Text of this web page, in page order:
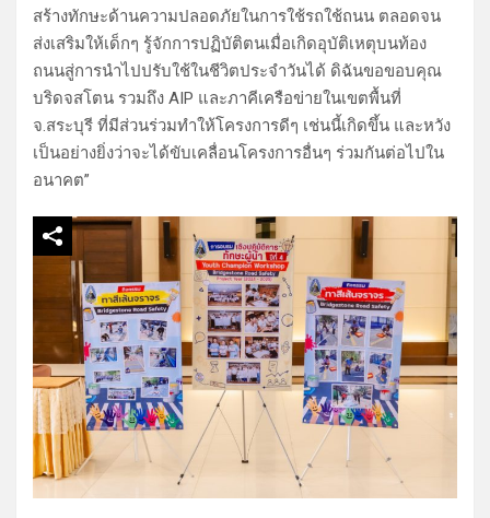
สร้างทักษะด้านความปลอดภัยในการใช้รถใช้ถนน ตลอดจน
ส่งเสริมให้เด็กๆ รู้จักการปฏิบัติตนเมื่อเกิดอุบัติเหตุบนท้อง
ถนนสู่การนำไปปรับใช้ในชีวิตประจำวันได้ ดิฉันขอขอบคุณ
บริดจสโตน รวมถึง AIP และภาคีเครือข่ายในเขตพื้นที่
จ.สระบุรี ที่มีส่วนร่วมทำให้โครงการดีๆ เช่นนี้เกิดขึ้น และหวัง
เป็นอย่างยิ่งว่าจะได้ขับเคลื่อนโครงการอื่นๆ ร่วมกันต่อไปใน
อนาคต”